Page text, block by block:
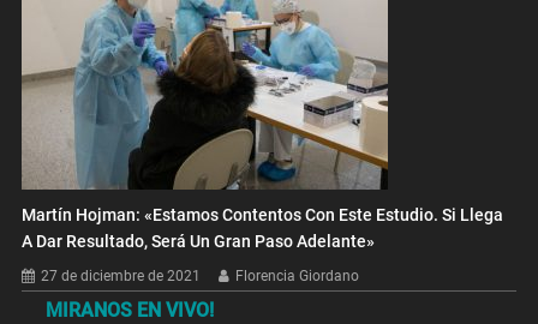
Martín Hojman: «Estamos Contentos Con Este Estudio. Si Llega
A Dar Resultado, Será Un Gran Paso Adelante»
27 de diciembre de 2021 Florencia Giordano
MIRANOS EN VIVO!